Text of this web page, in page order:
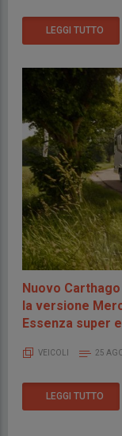
LEGGI TUTTO
Nuovo
la versione
Essenza super
VEICOLI 25
LEGGI TUTTO